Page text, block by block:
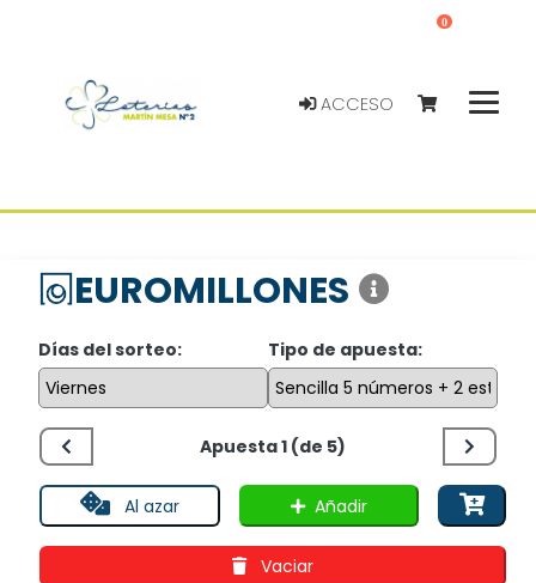
ACCESO
0
EUROMILLONES
Días del sorteo: Tipo de apuesta:
Apuesta 1 (de 5)
Vaciar
Al azar Añadir